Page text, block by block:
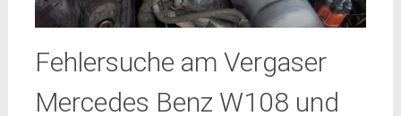
Fehlersuche am Vergaser
Mercedes Benz W108 und